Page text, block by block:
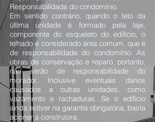
Responsabilidade do condomínio.
Em sentido contrário, quando o teto da
última unidade é formado pela laje,
componente do esqueleto do edifício, o
telhado é considerado área comum, que é
de responsabilidade do condomínio. As
obras de conservação e reparo, portanto,
não serão de responsabilidade do
morador. Inclusive eventuais danos
causados a outras unidades, como
vazamento e rachaduras. Se o edifício
ainda estiver na garantia obrigatória, basta
acionar a construtora.